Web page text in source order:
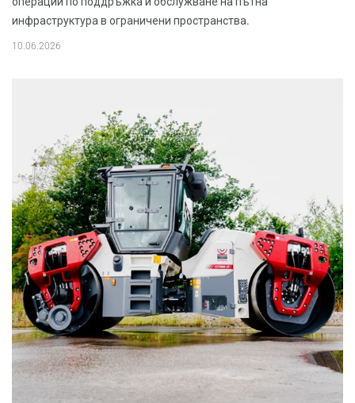
инфраструктура в ограничени пространства.
10.06.2026